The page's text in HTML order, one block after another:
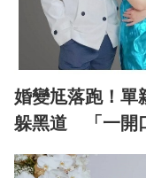
婚變尪落跑！單
躲黑道 「一開